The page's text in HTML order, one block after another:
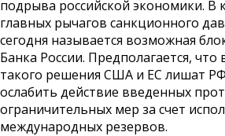
подрыва российской экономики. В
главных рычагов санкционного
сегодня называется возможная
Банка России. Предполагается, что
такого решения США и ЕС лишат
ослабить действие введенных
ограничительных мер за счет
международных резервов.